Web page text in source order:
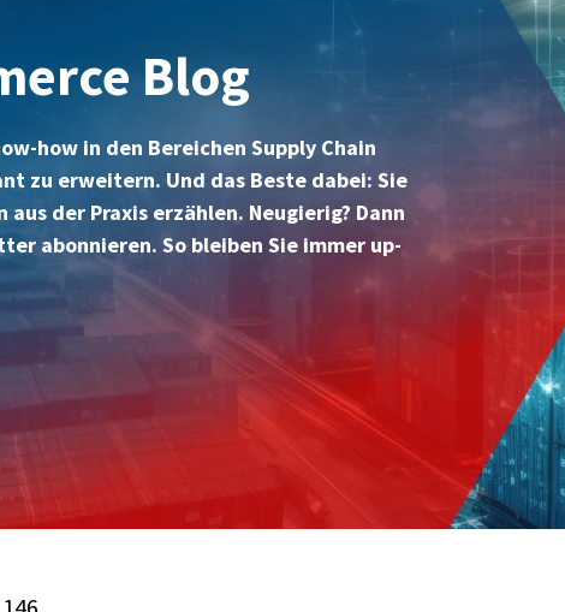
Blog
how in den Bereichen Supply Chain
zu erweitern. Und das Beste dabei: Sie
der Praxis erzählen. Neugierig? Dann
abonnieren. So bleiben Sie immer up-